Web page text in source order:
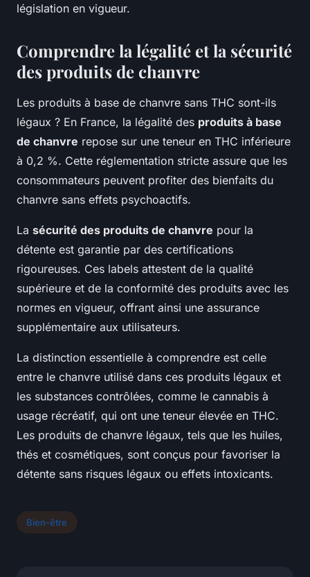
législation en vigueur.
Comprendre la légalité et la sécurité
des produits de chanvre
Les produits à base de chanvre sans THC sont-ils
légaux ? En France, la légalité des produits à base
de chanvre repose sur une teneur en THC inférieure
à 0,2 %. Cette réglementation stricte assure que les
consommateurs peuvent profiter des bienfaits du
chanvre sans effets psychoactifs.
La sécurité des produits de chanvre pour la
détente est garantie par des certifications
rigoureuses. Ces labels attestent de la qualité
supérieure et de la conformité des produits avec les
normes en vigueur, offrant ainsi une assurance
supplémentaire aux utilisateurs.
La distinction essentielle à comprendre est celle
entre le chanvre utilisé dans ces produits légaux et
les substances contrôlées, comme le cannabis à
usage récréatif, qui ont une teneur élevée en THC.
Les produits de chanvre légaux, tels que les huiles,
thés et cosmétiques, sont conçus pour favoriser la
détente sans risques légaux ou effets intoxicants.
Bien-être